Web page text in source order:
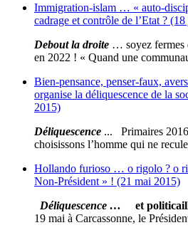
Immigration-islam … « auto-
cadrage et contrôle de l’Etat ?
Debout la droite … soyez fermes
en 2022 ! « Quand une
Bien-pensance, penser-faux,
organise la déliquescence de la
2015)
Déliquescence ... Primaires
choisissons l’homme qui ne
Hollando furioso … o rigolo ? o
Non-Président » ! (21 mai 2015)
Déliquescence … et
19 mai à Carcassonne, le